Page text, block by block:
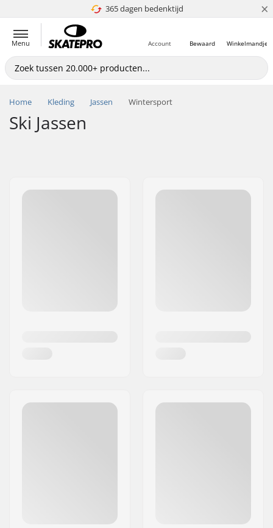
365 dagen bedenktijd
4.8 van 5 ×
Menu Winkelmandje
Bewaard
Account
Home Kleding Jassen Wintersport
Ski Jassen